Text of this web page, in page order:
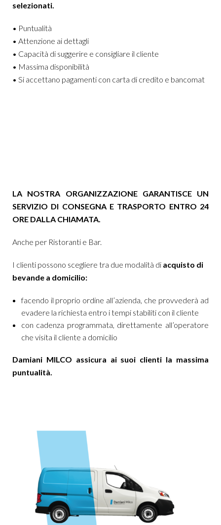
selezionati.
• Puntualità
• Attenzione ai dettagli
• Capacità di suggerire e consigliare il cliente
• Massima disponibilità
• Si accettano pagamenti con carta di credito e bancomat
LA NOSTRA ORGANIZZAZIONE GARANTISCE UN
SERVIZIO DI CONSEGNA E TRASPORTO ENTRO 24
ORE DALLA CHIAMATA.
Anche per Ristoranti e Bar.
I clienti possono scegliere tra due modalità di acquisto di
bevande a domicilio:
facendo il proprio ordine all’azienda, che provvederà ad
evadere la richiesta entro i tempi stabiliti con il cliente
con cadenza programmata, direttamente all’operatore
che visita il cliente a domicilio
Damiani MILCO assicura ai suoi clienti la massima
puntualità.